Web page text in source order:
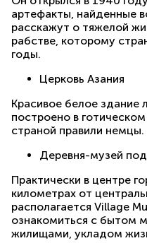
артефакты, найденные
расскажут о тяжелой
рабстве, которому
годы.
Церковь Азания
Красивое белое здание
построено в
страной правили немцы.
Деревня-музей
Практически в центре
километрах от
располагается Village
ознакомиться с бытом
жилищами, укладом